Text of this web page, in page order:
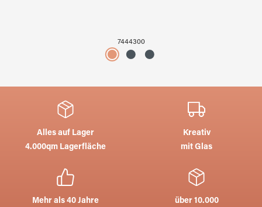
7444300
Alles auf Lager
4.000qm Lagerfläche
Kreativ
mit Glas
Mehr als 40 Jahre
über 10.000